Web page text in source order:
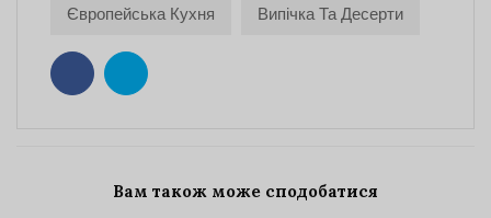
Європейська Кухня Випічка Та Десерти
Вам також може сподобатися